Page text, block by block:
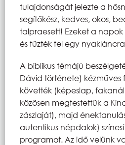
tulajdonságát jelezte a
segítőkész, kedves, okos,
talpraesett! Ezeket a
és fűzték fel egy
A biblikus témájú
Dávid története) kézműves
követték (képeslap,
közösen megfestettük a
zászlaját), majd
autentikus népdalok)
programot. Az idő velünk